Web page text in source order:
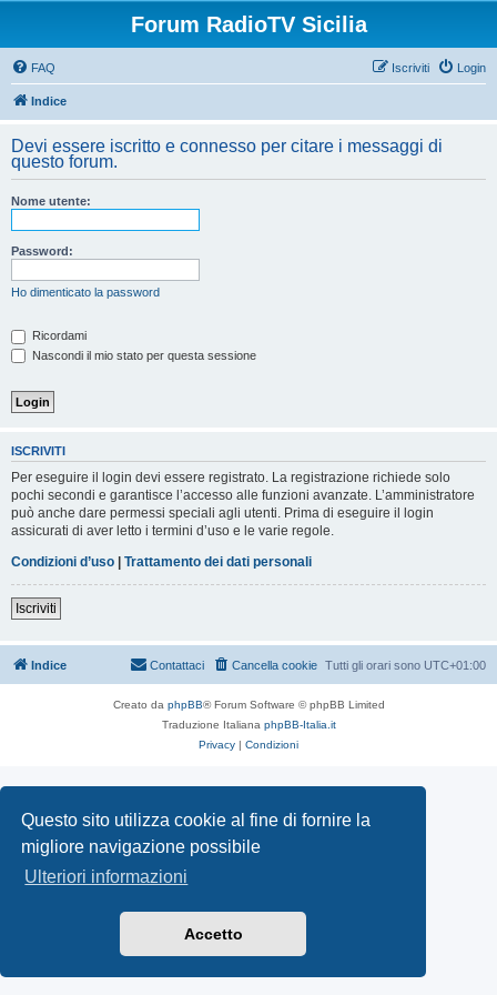
Questo sito utilizza cookie al fine di fornire la
migliore navigazione possibile
Ulteriori informazioni
Accetto
Forum RadioTV Sicilia
FAQ Login
Iscriviti
Indice
Devi essere iscritto e connesso per citare i messaggi di
questo forum.
Nome utente:
Password:
Ho dimenticato la password
Ricordami
Nascondi il mio stato per questa sessione
ISCRIVITI
Per eseguire il login devi essere registrato. La registrazione richiede solo
pochi secondi e garantisce l’accesso alle funzioni avanzate. L’amministratore
può anche dare permessi speciali agli utenti. Prima di eseguire il login
assicurati di aver letto i termini d’uso e le varie regole.
Condizioni d’uso | Trattamento dei dati personali
Iscriviti
Indice Tutti gli orari sono UTC+01:00
Cancella cookie
Contattaci
Creato da phpBB® Forum Software © phpBB Limited
Traduzione Italiana phpBB-Italia.it
Privacy | Condizioni